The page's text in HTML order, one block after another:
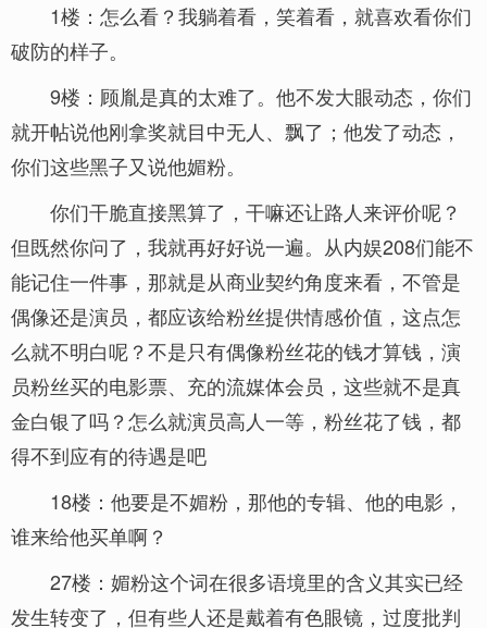
1楼：怎么看？我躺着看，笑着看，就喜欢看你们
破防的样子。
9楼：顾胤是真的太难了。他不发大眼动态，你们
就开帖说他刚拿奖就目中无人、飘了；他发了动态，
你们这些黑子又说他媚粉。
你们干脆直接黑算了，干嘛还让路人来评价呢？
但既然你问了，我就再好好说一遍。从内娱208们能不
能记住一件事，那就是从商业契约角度来看，不管是
偶像还是演员，都应该给粉丝提供情感价值，这点怎
么就不明白呢？不是只有偶像粉丝花的钱才算钱，演
员粉丝买的电影票、充的流媒体会员，这些就不是真
金白银了吗？怎么就演员高人一等，粉丝花了钱，都
得不到应有的待遇是吧
18楼：他要是不媚粉，那他的专辑、他的电影，
谁来给他买单啊？
27楼：媚粉这个词在很多语境里的含义其实已经
发生转变了，但有些人还是戴着有色眼镜，过度批判